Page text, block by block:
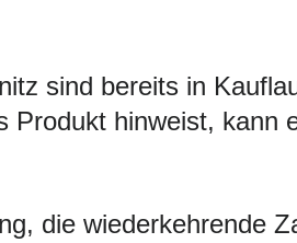
sind bereits in
Produkt hinweist, kann
die wiederkehrende